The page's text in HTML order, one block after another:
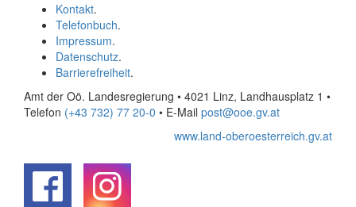
Kontakt.
Telefonbuch.
Impressum.
Datenschutz.
Barrierefreiheit.
Amt der Oö. Landesregierung • 4021 Linz, Landhausplatz 1 •
Telefon (+43 732) 77 20-0 • E-Mail post@ooe.gv.at
www.land-oberoesterreich.gv.at